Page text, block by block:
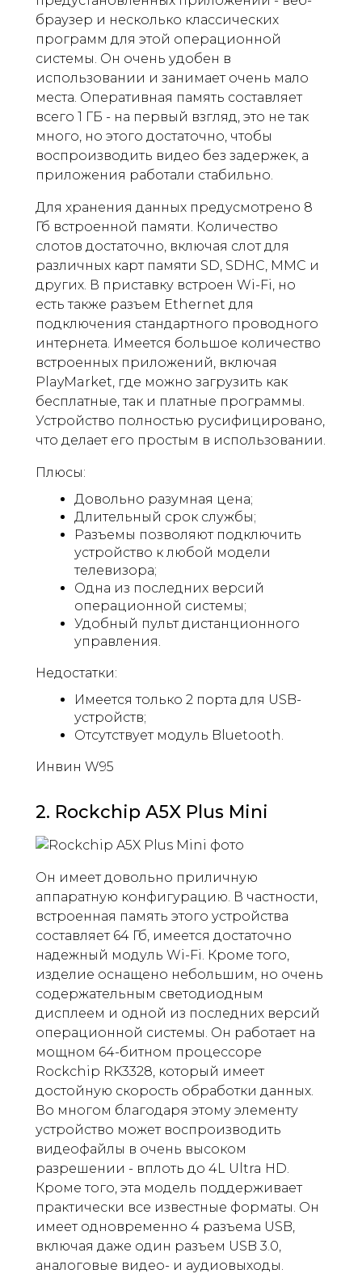
браузер и несколько классических
программ для этой операционной
системы. Он очень удобен в
использовании и занимает очень мало
места. Оперативная память составляет
всего 1 ГБ - на первый взгляд, это не так
много, но этого достаточно, чтобы
воспроизводить видео без задержек, а
приложения работали стабильно.
Для хранения данных предусмотрено 8
Гб встроенной памяти. Количество
слотов достаточно, включая слот для
различных карт памяти SD, SDHC, MMC и
других. В приставку встроен Wi-Fi, но
есть также разъем Ethernet для
подключения стандартного проводного
интернета. Имеется большое количество
встроенных приложений, включая
PlayMarket, где можно загрузить как
бесплатные, так и платные программы.
Устройство полностью русифицировано,
что делает его простым в использовании.
Плюсы:
Довольно разумная цена;
Длительный срок службы;
Разъемы позволяют подключить
устройство к любой модели
телевизора;
Одна из последних версий
операционной системы;
Удобный пульт дистанционного
управления.
Недостатки:
Имеется только 2 порта для USB-
устройств;
Отсутствует модуль Bluetooth.
Инвин W95
2. Rockchip A5X Plus Mini
Он имеет довольно приличную
аппаратную конфигурацию. В частности,
встроенная память этого устройства
составляет 64 Гб, имеется достаточно
надежный модуль Wi-Fi. Кроме того,
изделие оснащено небольшим, но очень
содержательным светодиодным
дисплеем и одной из последних версий
операционной системы. Он работает на
мощном 64-битном процессоре
Rockchip RK3328, который имеет
достойную скорость обработки данных.
Во многом благодаря этому элементу
устройство может воспроизводить
видеофайлы в очень высоком
разрешении - вплоть до 4L Ultra HD.
Кроме того, эта модель поддерживает
практически все известные форматы. Он
имеет одновременно 4 разъема USB,
включая даже один разъем USB 3.0,
аналоговые видео- и аудиовыходы.